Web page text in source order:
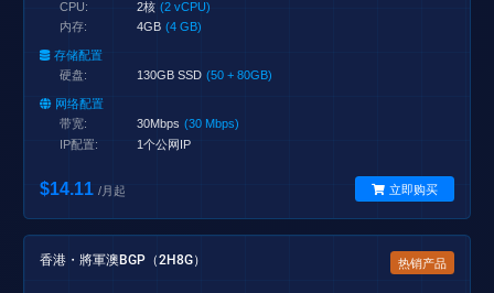
CPU: 2核 (2 vCPU)
内存:
4GB (4 GB)
存储配置
硬盘:
130GB SSD (50 + 80GB)
网络配置
带宽:
30Mbps (30 Mbps)
IP配置:
1个公网IP
$14.11 /月起 立即购买
香港・將軍澳BGP（2H8G） 热销产品